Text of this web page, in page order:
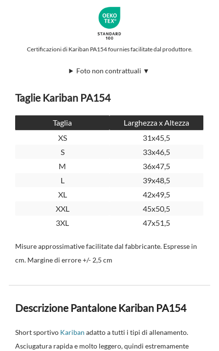
Certificazioni di Kariban PA154 fournies facilitate dal produttore.
Foto non contrattuali ▼
Taglie Kariban PA154
Taglia
Larghezza x Altezza
XS
31x45,5
S
33x46,5
M
36x47,5
L
39x48,5
XL
42x49,5
XXL
45x50,5
3XL
47x51,5
Misure approssimative facilitate dal fabbricante. Espresse in
cm. Margine di errore +/- 2,5 cm
Descrizione Pantalone Kariban PA154
Short sportivo Kariban adatto a tutti i tipi di allenamento.
Asciugatura rapida e molto leggero, quindi estremamente